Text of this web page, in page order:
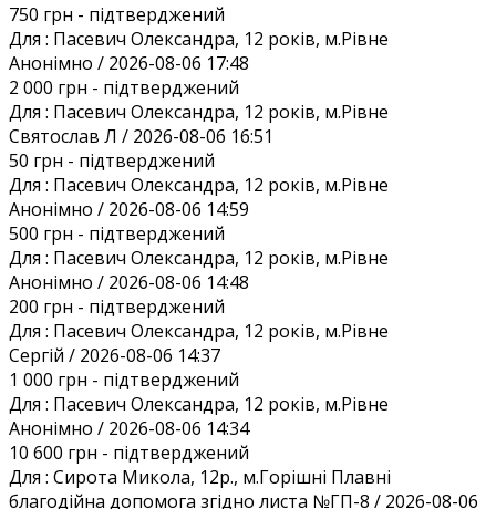
750 грн - підтверджений
Для : Пасевич Олександра, 12 років, м.Рівне
Анонiмно / 2026-08-06 17:48
2 000 грн - підтверджений
Для : Пасевич Олександра, 12 років, м.Рівне
Святослав Л / 2026-08-06 16:51
50 грн - підтверджений
Для : Пасевич Олександра, 12 років, м.Рівне
Анонiмно / 2026-08-06 14:59
500 грн - підтверджений
Для : Пасевич Олександра, 12 років, м.Рівне
Анонiмно / 2026-08-06 14:48
200 грн - підтверджений
Для : Пасевич Олександра, 12 років, м.Рівне
Сергій / 2026-08-06 14:37
1 000 грн - підтверджений
Для : Пасевич Олександра, 12 років, м.Рівне
Анонiмно / 2026-08-06 14:34
10 600 грн - підтверджений
Для : Сирота Микола, 12р., м.Горішні Плавні
благодійна допомога згідно листа №ГП-8 / 2026-08-06